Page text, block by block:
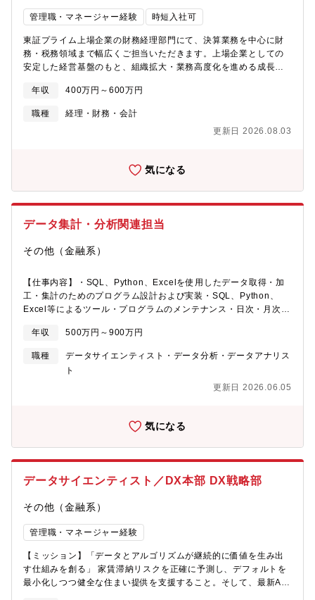
て】■モゲチェックについて住宅ローン比較診断サービス「モゲチ
宣伝費をいただくスキームです。そして、住宅購入という非常に
大きなライフイベントにおいて、個人の家計を支える重要なサー
ビスです。住宅ローンは長期高額の借り入れのため、わずか0.1%
ば元本5000万円の場合、35年間で100万円の金利負担の差）。住
宅ローンのことをよく知らない人が大半であり、比較サービスの
断です。銀行によって審査基準が異なるため、モゲチェックでは
提示する仕組みを構築しています。ユーザーは審査に通りやすい
銀行の中から金利条件のいいローンを選ぶことができます。24年7
月からは大手銀行と提携し、「モゲチェック特別金利」を開始し
ました。一般申込みをするよりも、モゲチェックを通して審査申
し込みしたほうが金利が安くなり、サービス差別化の大きな武器
となっています。■INVASEについて「INVASE」は、徹底してユ
味あるユーザーに不動産投資物件をご案内し、仲介手数料を頂く
スク（＝家賃の安定性）をスコアリング化し（Pスコア）、それを
踏まえた理論価格を提示しています。また、不動産投資物件の買
い手に対して、物件ごとに必要な自己資金がわかる機能を提供し
定する与信ノウハウを持ち合わせており、サービスに実装してい
ます。不動産投資家の集客および売買の相談はウェブに加えてア
隠す、テックを活用した次世代の不動産投資サービスです。
INVASEのユーザーサイドおよびテックを活用した取り組みは支持
トサービスを目指します。
管理職・マネージャー経験 時短入社可
東証プライム上場企業の財務経理部門にて、決算業務を中心に財
務・税務領域まで幅広くご担当いただきます。上場企業としての
安定した経営基盤のもと、組織拡大・業務高度化を進める成長フ
環境です。既存業務の運用だけではなく、業務改善やプロセス整
備にも主体的に取り組んでいただくことを期待しています。 【具
体的には…】■月次、四半期、年次決算業務■金融機関対応や監査
法人対応■税務対応■資金管理■経費及び請求書管理【配属先】財務
携われる●上場後の成長フェーズにおいて、業務改善や仕組みづく
年収 400万円～600万円
職種
経理・財務・会計
更新日 2026.08.03
気になる
データ集計・分析関連担当
その他（金融系）
【仕事内容】・SQL、Python、Excelを使用したデータ取得・加
工・集計のためのプログラム設計および実装・SQL、Python、
Excel等によるツール・プログラムのメンテナンス・日次・月次で
署とのデータ集計に関する要件の調整・審査精度向上および審査
KPIにかかるデータ分析、施策の策定、取組・審査精度向上および
基幹システムの審査関連機能に関する関係部署・外部ベンダー等
との要件の調整・連携
年収 500万円～900万円
職種
データサイエンティスト・データ分析・データアナリス
ト
更新日 2026.06.05
気になる
データサイエンティスト／DX本部 DX戦略部
その他（金融系）
管理職・マネージャー経験
【ミッション】「データとアルゴリズムが継続的に価値を生み出
す仕組みを創る」 家賃滞納リスクを正確に予測し、デフォルトを
最小化しつつ健全な住まい提供を支援すること。そして、最新AI